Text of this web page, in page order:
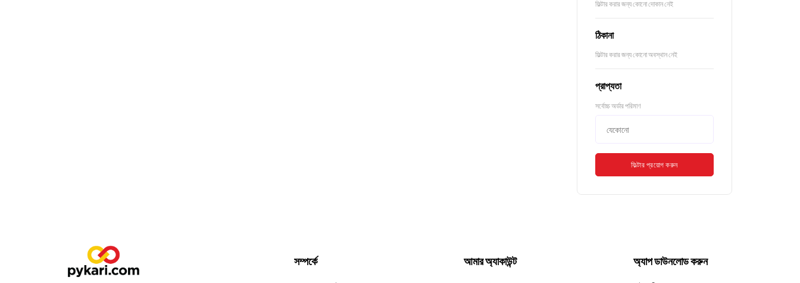
ফিল্টার করার জন্য কোনো দোকান নেই
ঠিকানা
ফিল্টার করার জন্য কোনো অবস্থান নেই
প্রাপ্যতা
সর্বোচ্চ অর্ডার পরিমাণ
ফিল্টার প্রয়োগ করুন
সম্পর্কে আমার অ্যাকাউন্ট অ্যাপ ডাউনলোড করুন